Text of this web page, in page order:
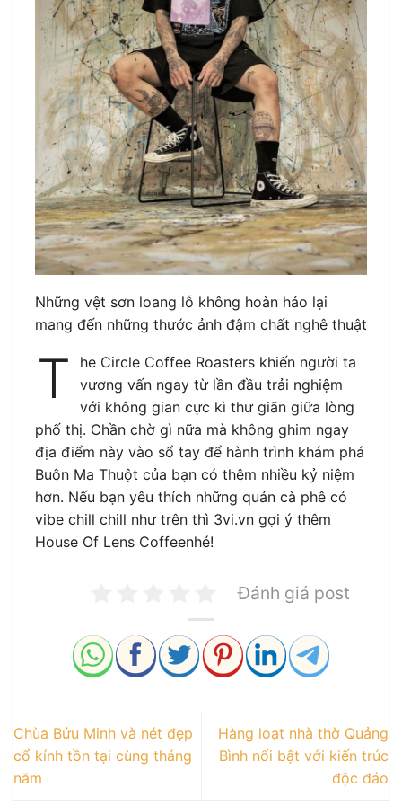
Những vệt sơn loang lỗ không hoàn hảo lại
mang đến những thước ảnh đậm chất nghê thuật
T
he Circle Coffee Roasters khiến người ta
vương vấn ngay từ lần đầu trải nghiệm
với không gian cực kì thư giãn giữa lòng
phố thị. Chần chờ gì nữa mà không ghim ngay
địa điểm này vào sổ tay để hành trình khám phá
Buôn Ma Thuột của bạn có thêm nhiều kỷ niệm
hơn. Nếu bạn yêu thích những quán cà phê có
vibe chill chill như trên thì 3vi.vn gợi ý thêm
House Of Lens Coffeenhé!
Đánh giá post
Chùa Bửu Minh và nét đẹp
cổ kính tồn tại cùng tháng
năm
Hàng loạt nhà thờ Quảng
Bình nổi bật với kiến trúc
độc đáo